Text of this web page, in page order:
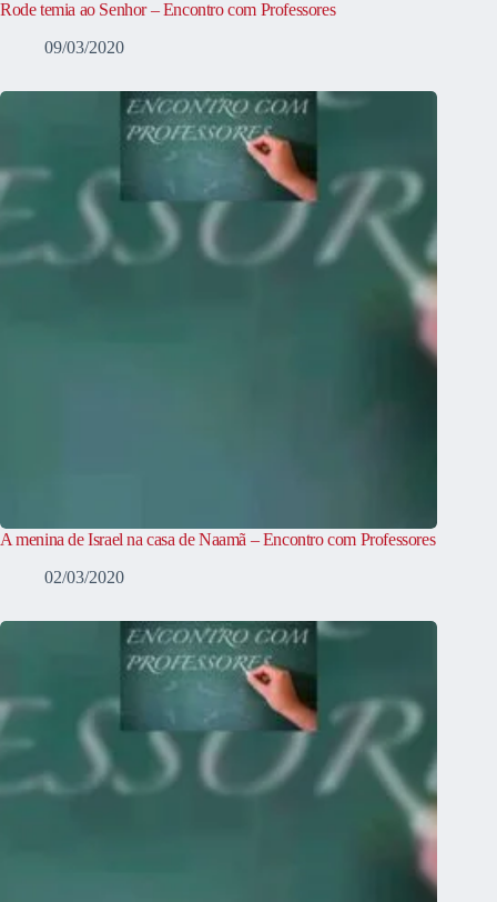
Rode temia ao Senhor – Encontro com Professores
09/03/2020
A menina de Israel na casa de Naamã – Encontro com Professores
02/03/2020